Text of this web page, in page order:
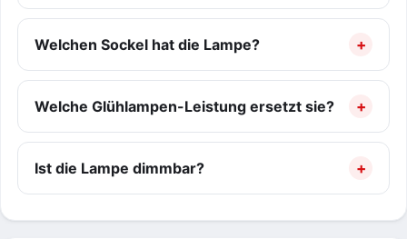
Welchen Sockel hat die Lampe?
Welche Glühlampen-Leistung ersetzt sie?
Ist die Lampe dimmbar?